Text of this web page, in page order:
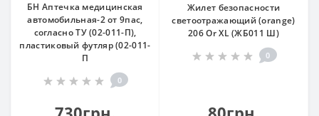
БН Аптечка медицинская
автомобильная-2 от 9пас,
согласно ТУ (02-011-П),
пластиковый футляр (02-011-
П
0
Жилет безопасности
светоотражающий (orange)
206 Or XL (ЖБ011 Ш)
0